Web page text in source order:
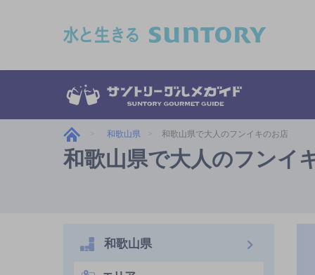
和歌山県 和歌山県で大人のフンイキのお店
和歌山県で大人のフンイ
和歌山県